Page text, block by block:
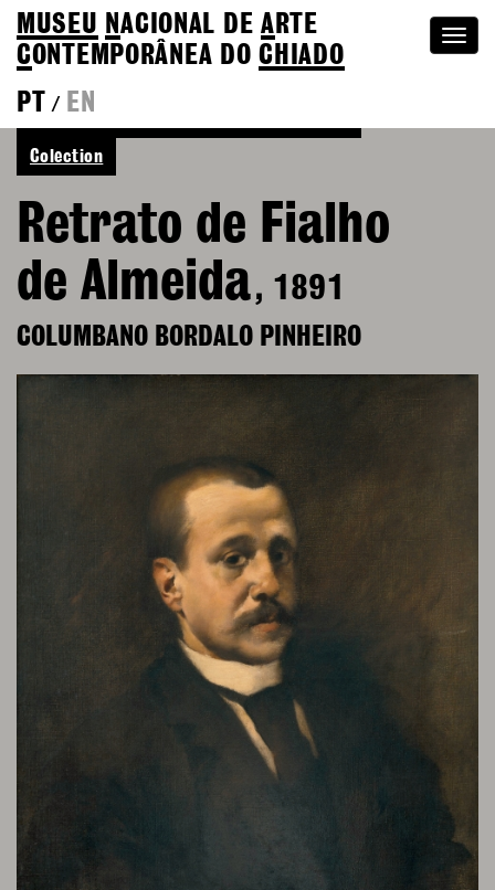
MUSEU NACIONAL DEA RTE
CONTEMPORÂNEA DOCHIADO
PT
/ EN
Colection
Retrato de Fialho
de Almeida, 1891
COLUMBANO BORDALO PINHEIRO